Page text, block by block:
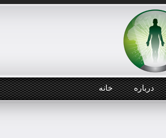
خانه درباره